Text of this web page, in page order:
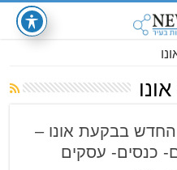
בבקעת אונו –
כנסים- עסקים